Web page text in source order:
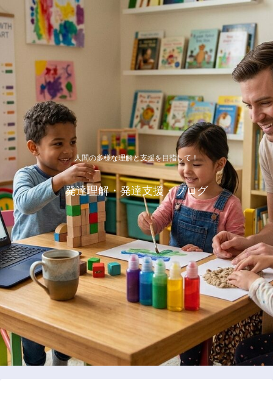
人間の多様な理解と支援を目指して！
発達理解・発達支援・ブログ